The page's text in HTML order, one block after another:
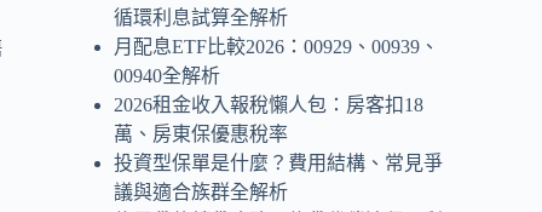
循環利息試算全解析
月配息ETF比較2026：00929、00939、
00940全解析
2026租金收入報稅懶人包：房客扣18
萬、房東保優惠稅率
投資型保單是什麼？費用結構、常見爭
議與適合族群全解析